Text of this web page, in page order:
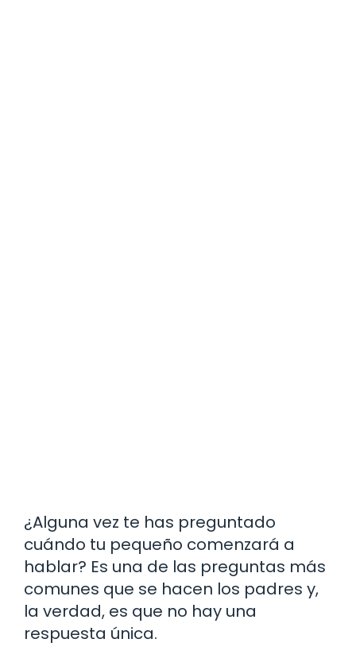
¿Alguna vez te has preguntado
cuándo tu pequeño comenzará a
hablar? Es una de las preguntas más
comunes que se hacen los padres y,
la verdad, es que no hay una
respuesta única.